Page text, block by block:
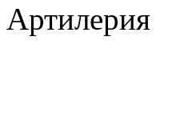
Артилерия